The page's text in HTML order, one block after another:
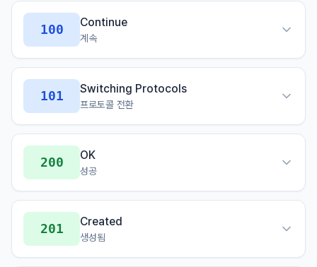
100 Continue
계속
101 Switching Protocols
프로토콜 전환
200 OK
성공
201 Created
생성됨